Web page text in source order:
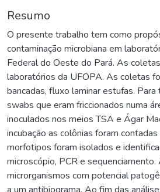
Resumo
O presente trabalho tem como
contaminação microbiana em
Federal do Oeste do Pará. As
laboratórios da UFOPA. As coletas
bancadas, fluxo laminar estufas.
swabs que eram friccionados numa
inoculados nos meios TSA e Ágar
incubação as colônias foram
morfotipos foram isolados e
microscópio, PCR e
microrganismos com potencial